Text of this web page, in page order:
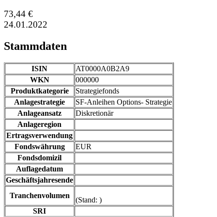
73,44 €
24.01.2022
Stammdaten
ISIN
AT0000A0B2A9
WKN
000000
Produktkategorie
Strategiefonds
Anlagestrategie
SF-Anleihen Options- Strategie
Anlageansatz
Diskretionär
Anlageregion
Ertragsverwendung
Fondswährung
EUR
Fondsdomizil
Auflagedatum
Geschäftsjahresende
Tranchenvolumen
(Stand: )
SRI